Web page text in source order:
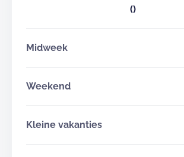
()
Midweek
Weekend
Kleine vakanties